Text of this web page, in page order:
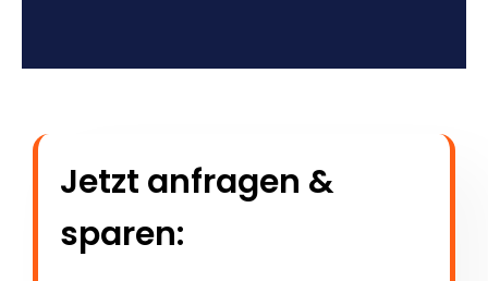
Jetzt anfragen &
sparen: